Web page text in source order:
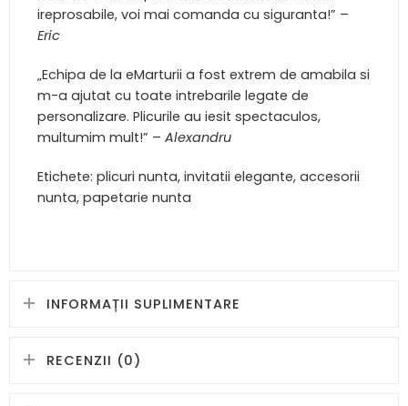
ireprosabile, voi mai comanda cu siguranta!” –
Eric
„Echipa de la eMarturii a fost extrem de amabila si
m-a ajutat cu toate intrebarile legate de
personalizare. Plicurile au iesit spectaculos,
multumim mult!” – Alexandru
Etichete: plicuri nunta, invitatii elegante, accesorii
nunta, papetarie nunta
INFORMAȚII SUPLIMENTARE
RECENZII (0)